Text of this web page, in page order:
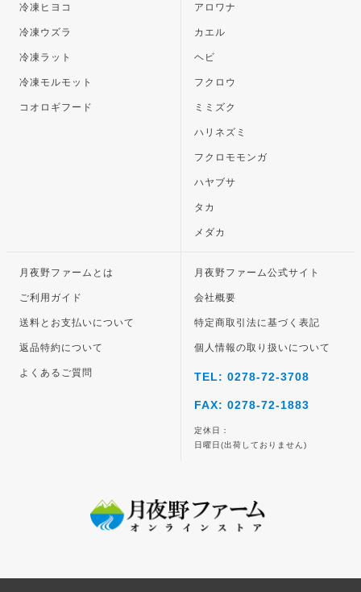
冷凍ヒヨコ
冷凍ウズラ
冷凍ラット
冷凍モルモット
コオロギフード
アロワナ
カエル
ヘビ
フクロウ
ミミズク
ハリネズミ
フクロモモンガ
ハヤブサ
タカ
メダカ
月夜野ファームとは
ご利用ガイド
送料とお支払いについて
返品特約について
よくあるご質問
月夜野ファーム公式サイト
会社概要
特定商取引法に基づく表記
個人情報の取り扱いについて
TEL: 0278-72-3708
FAX: 0278-72-1883
定休日：
日曜日(出荷しておりません)